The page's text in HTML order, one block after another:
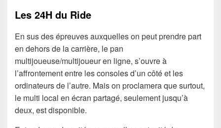
Les 24H du Ride
En sus des épreuves auxquelles on peut prendre part
en dehors de la carrière, le pan
multijoueuse/multijoueur en ligne, s’ouvre à
l’affrontement entre les consoles d’un côté et les
ordinateurs de l’autre. Mais on proclamera que surtout,
le multi local en écran partagé, seulement jusqu’à
deux, est disponible.